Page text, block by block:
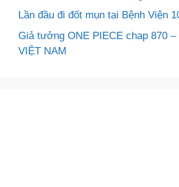
Lần đầu đi đốt mụn tại Bệnh Viện
Giả tưởng ONE PIECE chap 870 –
VIỆT NAM